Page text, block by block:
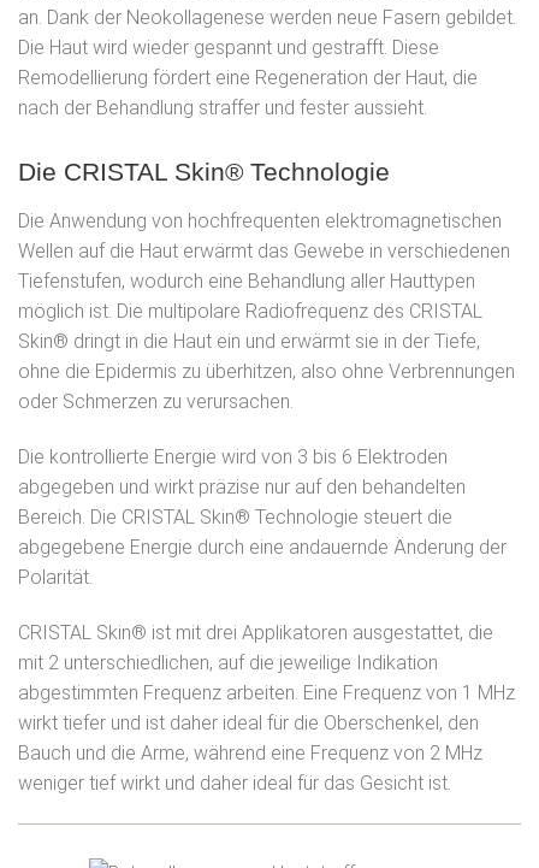
an. Dank der Neokollagenese werden neue Fasern gebildet.
Die Haut wird wieder gespannt und gestrafft. Diese
Remodellierung fördert eine Regeneration der Haut, die
nach der Behandlung straffer und fester aussieht.
Die CRISTAL Skin® Technologie
Die Anwendung von hochfrequenten elektromagnetischen
Wellen auf die Haut erwärmt das Gewebe in verschiedenen
Tiefenstufen, wodurch eine Behandlung aller Hauttypen
möglich ist. Die multipolare Radiofrequenz des CRISTAL
Skin® dringt in die Haut ein und erwärmt sie in der Tiefe,
ohne die Epidermis zu überhitzen, also ohne Verbrennungen
oder Schmerzen zu verursachen.
Die kontrollierte Energie wird von 3 bis 6 Elektroden
abgegeben und wirkt präzise nur auf den behandelten
Bereich. Die CRISTAL Skin® Technologie steuert die
abgegebene Energie durch eine andauernde Änderung der
Polarität.
CRISTAL Skin® ist mit drei Applikatoren ausgestattet, die
mit 2 unterschiedlichen, auf die jeweilige Indikation
abgestimmten Frequenz arbeiten. Eine Frequenz von 1 MHz
wirkt tiefer und ist daher ideal für die Oberschenkel, den
Bauch und die Arme, während eine Frequenz von 2 MHz
weniger tief wirkt und daher ideal für das Gesicht ist.